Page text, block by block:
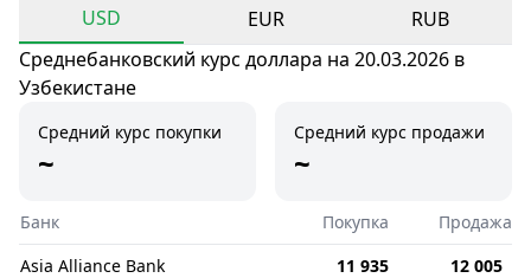
USD EUR
RUB
Среднебанковский курс доллара на 20.03.2026 в
Узбекистане
Средний курс покупки
~
Средний курс продажи
~
Банк Покупка
Продажа
Asia Alliance Bank
11 935
12 005